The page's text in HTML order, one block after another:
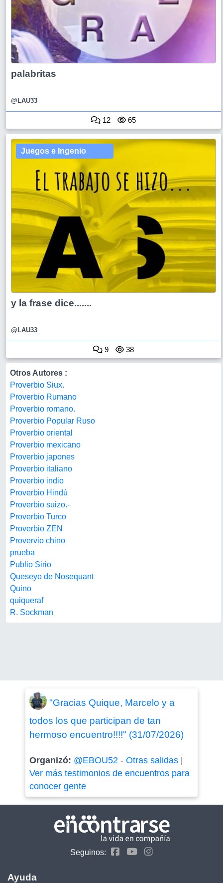
palabritas
@LAU33
12 65
Juegos e Ingenio
y la frase dice.......
@LAU33
9 38
Otros Autores :
Proverbio Siux.
Proverbio Rumano
Proverbio romano.
Proverbio Popular Ruso
Proverbio oriental
Proverbio mexicano
Proverbio japones
Proverbio italiano
Proverbio indio
Proverbio Hindú
Proverbio suizo.-
Proverbio Turco
Proverbio ZEN
Provervio chino
prueba
Publio Sirio
Queseyo de Nosequant
Quino
quiqueraf
R. Sockman
"Gracias Quique, Marcelo y a
todos los que participan de tan
hermoso encuentro!!!!" (31/07/2026)
Organizó: @EBOU52- Otras salidas|
Ver más testimonios de encuentros para
conocer gente
Seguinos:
Ayuda